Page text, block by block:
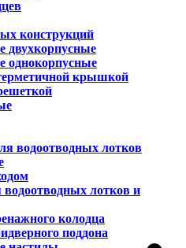
конструкций
двухкорпусные
однокорпусные
крышкой
водоотводных лотков
лотков и
колодца
поддона